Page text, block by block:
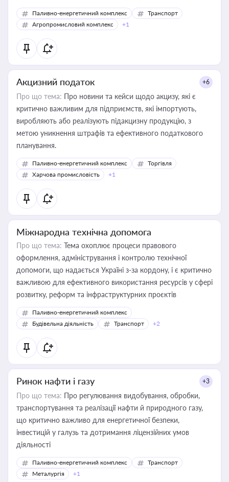
Паливно-енергетичний комплекс
Транспорт
Агропромисловий комплекс
+1
Акцизний податок +6
Про що тема: Про новини та кейси щодо акцизу, які є
критично важливим для підприємств, які імпортують,
виробляють або реалізують підакцизну продукцію, з
метою уникнення штрафів та ефективного податкового
планування.
Паливно-енергетичний комплекс
Торгівля
Харчова промисловість
+1
Міжнародна технічна допомога
Про що тема: Тема охоплює процеси правового
оформлення, адміністрування і контролю технічної
допомоги, що надається Україні з-за кордону, і є критично
важливою для ефективного використання ресурсів у сфері
розвитку, реформ та інфраструктурних проєктів
Паливно-енергетичний комплекс
Будівельна діяльність
Транспорт +2
Ринок нафти і газу +3
Про що тема: Про регулювання видобування, обробки,
транспортування та реалізації нафти й природного газу,
що критично важливо для енергетичної безпеки,
інвестицій у галузь та дотримання ліцензійних умов
діяльності
Паливно-енергетичний комплекс
Транспорт
Металургія
+1